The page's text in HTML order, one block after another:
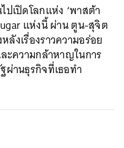
เปิดโลกแห่ง ‘พาสต้า
แห่งนี้ ผ่าน ตูน-สุจิต
ลังเรื่องราวความอร่อย
ะความกล้าหาญในการ
ผ่านธุรกิจที่เธอทำ